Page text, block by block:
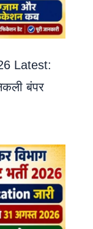
Latest:
बंपर